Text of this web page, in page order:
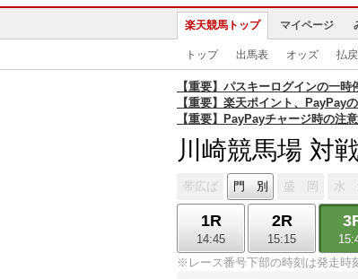
楽天競馬トップ マイページ
トップ 出馬表 オッズ 払
【重要】パスキーログインの一時
【重要】楽天ポイント、PayPay
【重要】PayPayチャージ時の注
川崎競馬場 対
帯広ば 門 別 盛 岡 水
1R
14:45
2R
15:15
※レース番号下部の時刻は発走時